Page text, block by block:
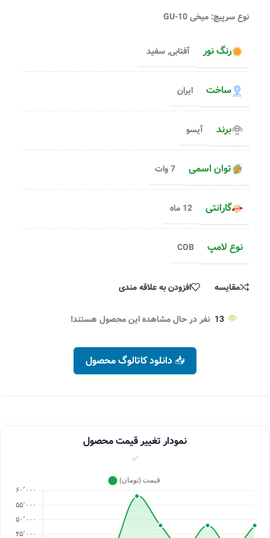
نوع سرپیچ: میخی GU-10
رنگ نور آفتابی,سفید
ساخت ایران
برند آیسو
توان اسمی 7 وات
گارانتی 12 ماه
نوع لامپ COB
مقایسه افزودن به علاقه مندی
13 نفر در حال مشاهده این محصول هستند!
📥 دانلود کاتالوگ محصول
نمودار تغییر قیمت محصول
✅